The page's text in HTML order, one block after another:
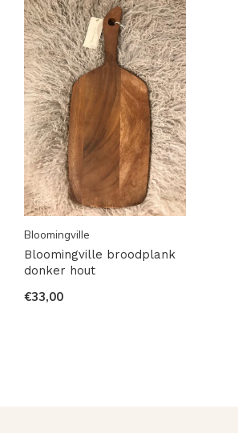
Bloomingville
Bloomingville broodplank
donker hout
€33,00